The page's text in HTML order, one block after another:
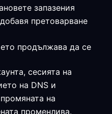
запазения
претоварване
продължава да се
сесията на
на DNS и
на
променлива.